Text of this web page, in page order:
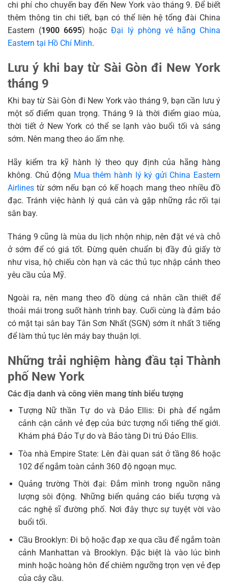
chi phí cho chuyến bay đến New York vào tháng 9. Để biết
thêm thông tin chi tiết, bạn có thể liên hệ tổng đài China
Eastern (1900 6695) hoặcĐại lý phòng vé hãng China
Eastern tại Hồ Chí Minh.
Lưu ý khi bay từ Sài Gòn đi New York
tháng 9
Khi bay từ Sài Gòn đi New York vào tháng 9, bạn cần lưu ý
một số điểm quan trọng. Tháng 9 là thời điểm giao mùa,
thời tiết ở New York có thể se lạnh vào buổi tối và sáng
sớm. Nên mang theo áo ấm nhẹ.
Hãy kiểm tra kỹ hành lý theo quy định của hãng hàng
không. Chủ động Mua thêm hành lý ký gửi China Eastern
Airlines từ sớm nếu bạn có kế hoạch mang theo nhiều đồ
đạc. Tránh việc hành lý quá cân và gặp những rắc rối tại
sân bay.
Tháng 9 cũng là mùa du lịch nhộn nhịp, nên đặt vé và chỗ
ở sớm để có giá tốt. Đừng quên chuẩn bị đầy đủ giấy tờ
như visa, hộ chiếu còn hạn và các thủ tục nhập cảnh theo
yêu cầu của Mỹ.
Ngoài ra, nên mang theo đồ dùng cá nhân cần thiết để
thoải mái trong suốt hành trình bay. Cuối cùng là đảm bảo
có mặt tại sân bay Tân Sơn Nhất (SGN) sớm ít nhất 3 tiếng
để làm thủ tục lên máy bay thuận lợi.
Những trải nghiệm hàng đầu tại Thành
phố New York
Các địa danh và công viên mang tính biểu tượng
Tượng Nữ thần Tự do và Đảo Ellis: Đi phà để ngắm
cảnh cận cảnh vẻ đẹp của bức tượng nổi tiếng thế giới.
Khám phá Đảo Tự do và Bảo tàng Di trú Đảo Ellis.
Tòa nhà Empire State: Lên đài quan sát ở tầng 86 hoặc
102 để ngắm toàn cảnh 360 độ ngoạn mục.
Quảng trường Thời đại: Đắm mình trong nguồn năng
lượng sôi động. Những biển quảng cáo biểu tượng và
các nghệ sĩ đường phố. Nơi đây thực sự tuyệt vời vào
buổi tối.
Cầu Brooklyn: Đi bộ hoặc đạp xe qua cầu để ngắm toàn
cảnh Manhattan và Brooklyn. Đặc biệt là vào lúc bình
minh hoặc hoàng hôn để chiêm ngưỡng trọn vẹn vẻ đẹp
của cây cầu.